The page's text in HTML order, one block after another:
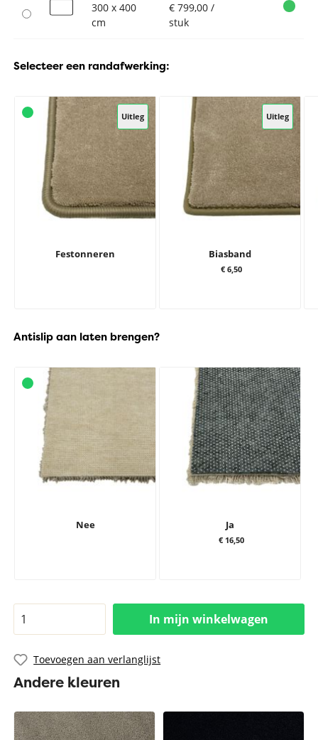
300 x 400
cm
€ 799,00 /
stuk
Selecteer een randafwerking:
Uitleg
Festonneren
Uitleg
Biasband
€ 6,50
Antislip aan laten brengen?
Nee Ja
€ 16,50
In mijn winkelwagen
Toevoegen aan verlanglijst
Andere kleuren